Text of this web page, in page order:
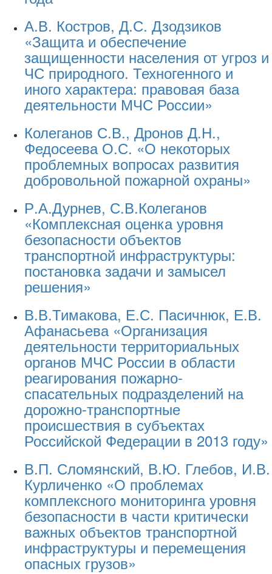
А.В. Костров, Д.С. Дзодзиков
«Защита и обеспечение
защищенности населения от угроз и
ЧС природного. Техногенного и
иного характера: правовая база
деятельности МЧС России»
Колеганов С.В., Дронов Д.Н.,
Федосеева О.С. «О некоторых
проблемных вопросах развития
добровольной пожарной охраны»
Р.А.Дурнев, С.В.Колеганов
«Комплексная оценка уровня
безопасности объектов
транспортной инфраструктуры:
постановка задачи и замысел
решения»
В.В.Тимакова, Е.С. Пасичнюк, Е.В.
Афанасьева «Организация
деятельности территориальных
органов МЧС России в области
реагирования пожарно-
спасательных подразделений на
дорожно-транспортные
происшествия в субъектах
Российской Федерации в 2013 году»
В.П. Сломянский, В.Ю. Глебов, И.В.
Курличенко «О проблемах
комплексного мониторинга уровня
безопасности в части критически
важных объектов транспортной
инфраструктуры и перемещения
опасных грузов»